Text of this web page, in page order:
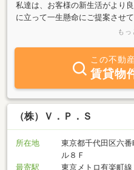
私達は、お客様の新生活がより
に立って一生懸命にご提案させ
い」、「こんな物件に住みたい
サポートさせて頂きますので、
けください。【当店の特徴】(1)
店しており、確かな実績と安心
合仲介不動産店の為、ご紹介で
だけでなくご購入のご相談も可
ド決済、引越業者の特別割引で
ターサービスも充実しています
いて】東京都のガイドラインに
す。
もっ
この不動
賃貸物
（株）Ｖ．Ｐ．Ｓ
所在地
東京都千代田区六
ル８Ｆ
最寄駅
東京メトロ有楽町